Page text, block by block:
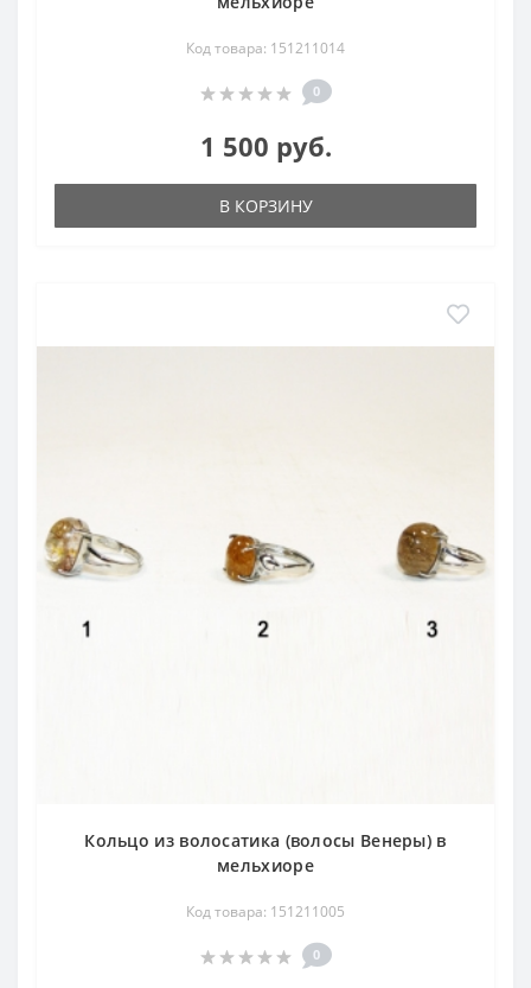
Код товара: 151211014
0
1 500 руб.
В КОРЗИНУ
Кольцо из волосатика (волосы Венеры) в
мельхиоре
Код товара: 151211005
0